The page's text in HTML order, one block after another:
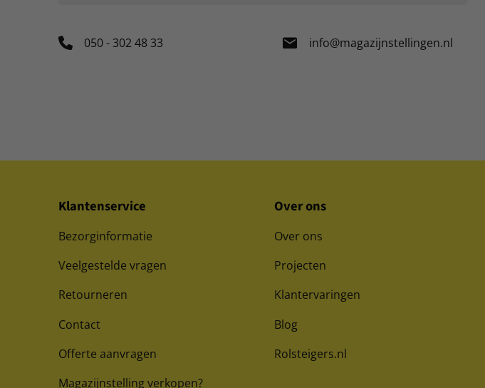
050 - 302 48 33 info@magazijnstellingen.nl
Klantenservice
Bezorginformatie
Veelgestelde vragen
Retourneren
Contact
Offerte aanvragen
Magazijnstelling verkopen?
Over ons
Over ons
Projecten
Klantervaringen
Blog
Rolsteigers.nl